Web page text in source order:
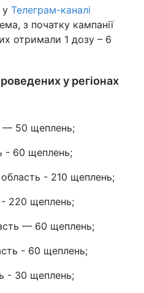
у Телеграм-каналі
з початку кампанії
отримали 1 дозу – 6
у регіонах
— 50 щеплень;
- 60 щеплень;
- 210 щеплень;
220 щеплень;
— 60 щеплень;
- 60 щеплень;
- 30 щеплень;